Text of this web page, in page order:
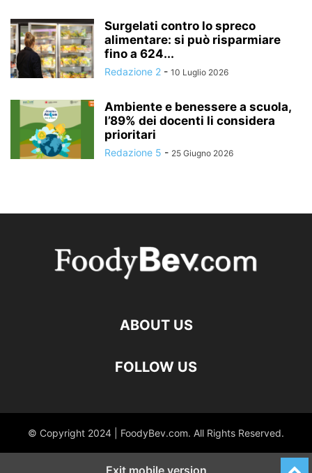
Surgelati contro lo spreco
alimentare: si può risparmiare
fino a 624...
Redazione 2 - 10 Luglio 2026
Ambiente e benessere a scuola,
l’89% dei docenti li considera
prioritari
Redazione 5 - 25 Giugno 2026
ABOUT US
FOLLOW US
© Copyright 2024 | FoodyBev.com. All Rights Reserved.